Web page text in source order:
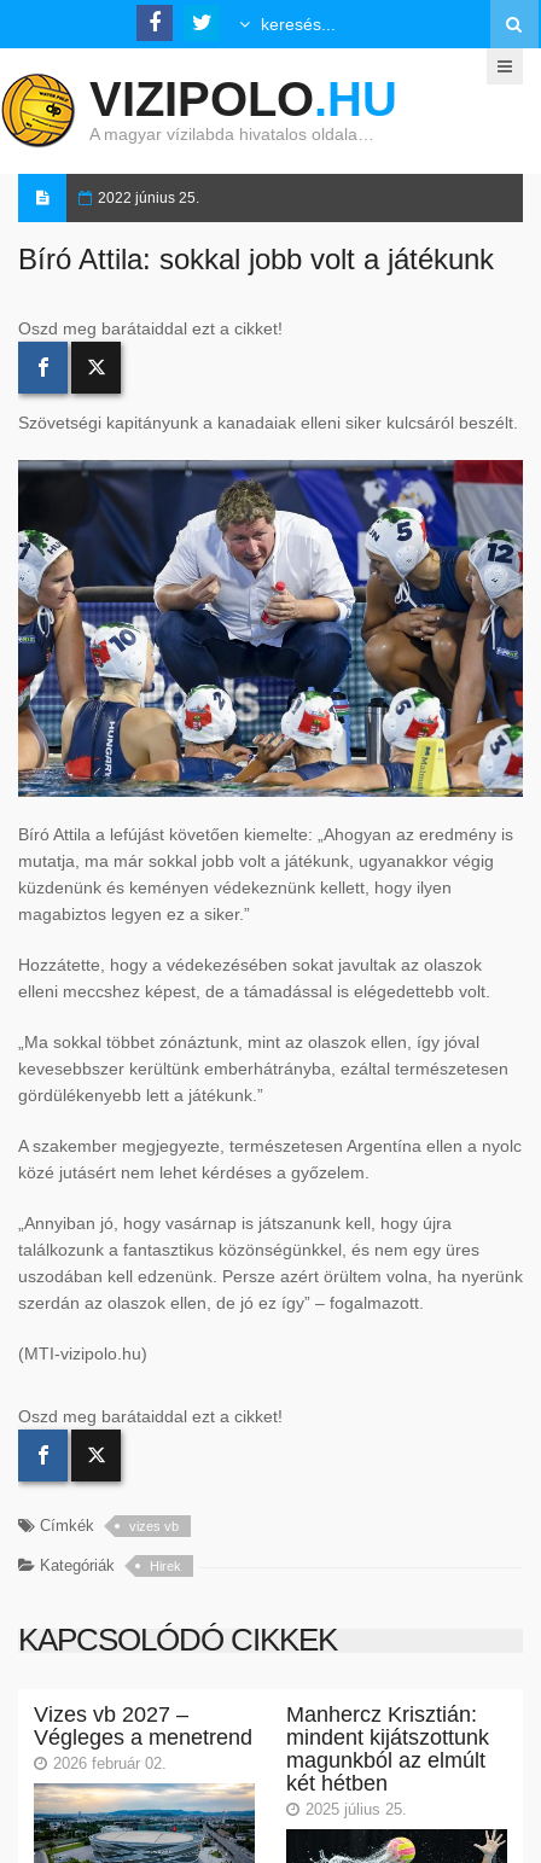
VIZIPOLO.HU
A magyar vízilabda hivatalos oldala…
2022 június 25.
Bíró Attila: sokkal jobb volt a játékunk
Oszd meg barátaiddal ezt a cikket!
Szövetségi kapitányunk a kanadaiak elleni siker kulcsáról beszélt.
Bíró Attila a lefújást követően kiemelte: „Ahogyan az eredmény is
mutatja, ma már sokkal jobb volt a játékunk, ugyanakkor végig
küzdenünk és keményen védekeznünk kellett, hogy ilyen
magabiztos legyen ez a siker.”
Hozzátette, hogy a védekezésében sokat javultak az olaszok
elleni meccshez képest, de a támadással is elégedettebb volt.
„Ma sokkal többet zónáztunk, mint az olaszok ellen, így jóval
kevesebbszer kerültünk emberhátrányba, ezáltal természetesen
gördülékenyebb lett a játékunk.”
A szakember megjegyezte, természetesen Argentína ellen a nyolc
közé jutásért nem lehet kérdéses a győzelem.
„Annyiban jó, hogy vasárnap is játszanunk kell, hogy újra
találkozunk a fantasztikus közönségünkkel, és nem egy üres
uszodában kell edzenünk. Persze azért örültem volna, ha nyerünk
szerdán az olaszok ellen, de jó ez így” – fogalmazott.
(MTI-vizipolo.hu)
Oszd meg barátaiddal ezt a cikket!
Címkék vizes vb
Kategóriák Hirek
KAPCSOLÓDÓ CIKKEK
Vizes vb 2027 –
Végleges a menetrend
2026 február 02.
Manhercz Krisztián:
mindent kijátszottunk
magunkból az elmúlt
két hétben
2025 július 25.